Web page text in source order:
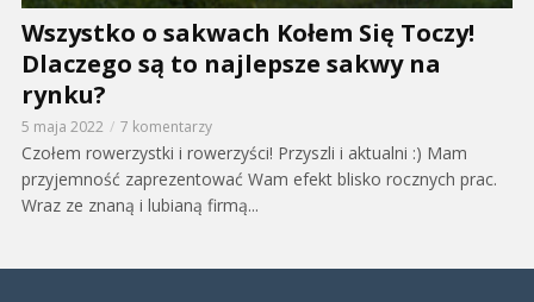
Wszystko o sakwach Kołem Się Toczy!
Dlaczego są to najlepsze sakwy na
rynku?
5 maja 2022 7 komentarzy
Czołem rowerzystki i rowerzyści! Przyszli i aktualni :) Mam
przyjemność zaprezentować Wam efekt blisko rocznych prac.
Wraz ze znaną i lubianą firmą...